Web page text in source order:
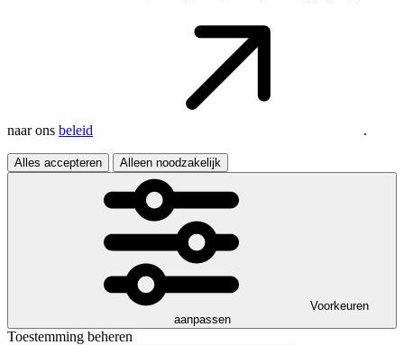
naar ons beleid .
Alles accepteren Alleen noodzakelijk
Voorkeuren
aanpassen
Toestemming beheren